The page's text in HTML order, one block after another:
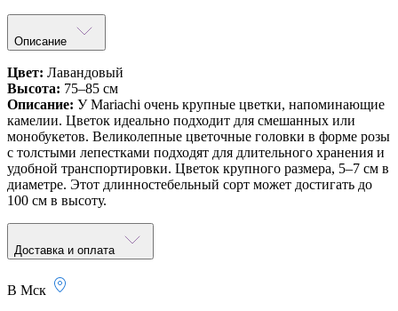
Описание
Цвет: Лавандовый
Высота: 75–85 см
Описание: У Mariachi очень крупные цветки, напоминающие
камелии. Цветок идеально подходит для смешанных или
монобукетов. Великолепные цветочные головки в форме розы
с толстыми лепестками подходят для длительного хранения и
удобной транспортировки. Цветок крупного размера, 5–7 см в
диаметре. Этот длинностебельный сорт может достигать до
100 см в высоту.
Доставка и оплата
В Мск